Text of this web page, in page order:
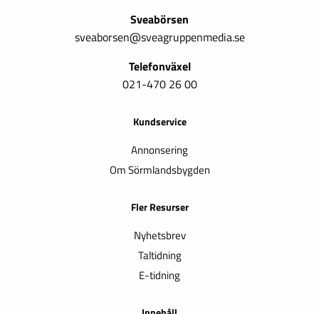
Sveabörsen
sveaborsen@sveagruppenmedia.se
Telefonväxel
021-470 26 00
Kundservice
Annonsering
Om Sörmlandsbygden
Fler Resurser
Nyhetsbrev
Taltidning
E-tidning